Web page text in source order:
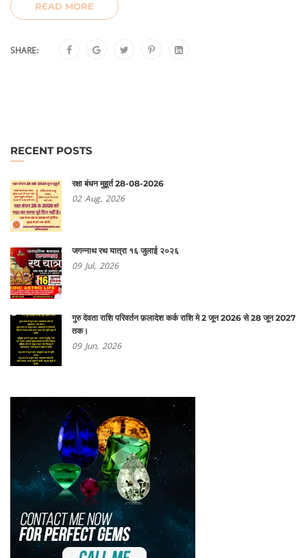
READ MORE
SHARE:
RECENT POSTS
रक्षा बंधन मुहूर्त 28-08-2026
02 Aug, 2026
जगन्नाथ रथ यात्रा १६ जुलाई २०२६
09 Jul, 2026
गुरु देवता राशि परिवर्तन फ़लादेश कर्क राशि मे 2 जून 2026 से 28 जून 2027
तक।
09 Jun, 2026